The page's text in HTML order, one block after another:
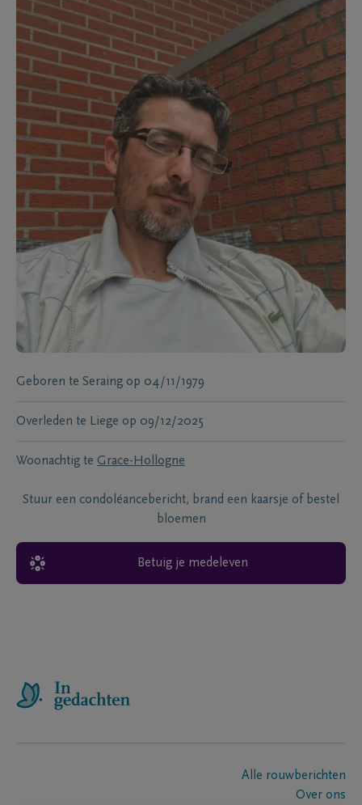
Geboren te Seraing op 04/11/1979
Overleden te Liege op 09/12/2025
Woonachtig te Grace-Hollogne
Stuur een condoléancebericht, brand een kaarsje of bestel
bloemen
Betuig je medeleven
Alle rouwberichten
Over ons